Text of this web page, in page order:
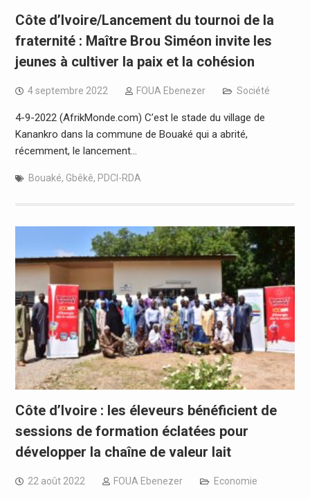
Côte d’Ivoire/Lancement du tournoi de la
fraternité : Maître Brou Siméon invite les
jeunes à cultiver la paix et la cohésion
4 septembre 2022 FOUA Ebenezer Société
4-9-2022 (AfrikMonde.com) C’est le stade du village de
Kanankro dans la commune de Bouaké qui a abrité,
récemment, le lancement…
Bouaké, Gbêkê, PDCI-RDA
Côte d’Ivoire : les éleveurs bénéficient de
sessions de formation éclatées pour
développer la chaîne de valeur lait
22 août 2022 FOUA Ebenezer Economie